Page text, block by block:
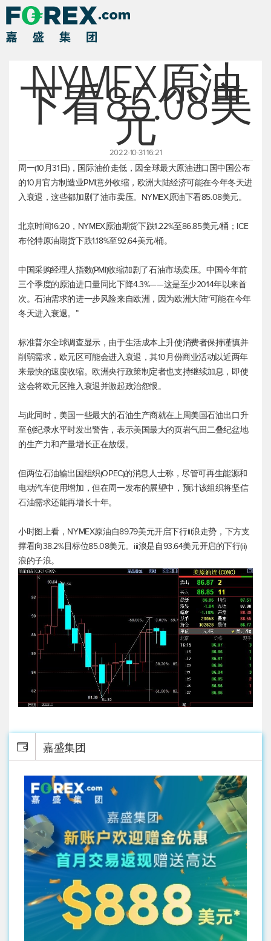
NYMEX原油
下看85.08美
元
2022-10-31 16:21
周一(10月31日)，国际油价走低，因全球最大原油进口国中国公布
的10月官方制造业PMI意外收缩，欧洲大陆经济可能在今年冬天进
入衰退，这些都加剧了油市卖压。NYMEX原油下看85.08美元。
北京时间16:20，NYMEX原油期货下跌1.22%至86.85美元/桶；ICE
布伦特原油期货下跌1.18%至92.64美元/桶。
中国采购经理人指数(PMI)收缩加剧了石油市场卖压。中国今年前
三个季度的原油进口量同比下降4.3%——这是至少2014年以来首
次。石油需求的进一步风险来自欧洲，因为欧洲大陆“可能在今年
冬天进入衰退。”
标准普尔全球调查显示，由于生活成本上升使消费者保持谨慎并
削弱需求，欧元区可能会进入衰退，其10月份商业活动以近两年
来最快的速度收缩。欧洲央行政策制定者也支持继续加息，即使
这会将欧元区推入衰退并激起政治怨恨。
与此同时，美国一些最大的石油生产商就在上周美国石油出口升
至创纪录水平时发出警告，表示美国最大的页岩气田二叠纪盆地
的生产力和产量增长正在放缓。
但两位石油输出国组织(OPEC)的消息人士称，尽管可再生能源和
电动汽车使用增加，但在周一发布的展望中，预计该组织将坚信
石油需求还能再增长十年。
小时图上看，NYMEX原油自89.79美元开启下行iii浪走势，下方支
撑看向38.2%目标位85.08美元。iii浪是自93.64美元开启的下行(ii)
浪的子浪。
嘉盛集团